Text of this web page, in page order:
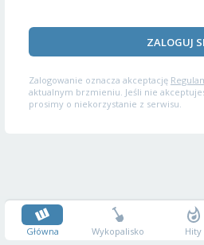
ZALOGUJ
Zalogowanie oznacza akceptację
aktualnym brzmieniu. Jeśli nie
prosimy o niekorzystanie z serwisu.
Główna Wykopalisko Hity